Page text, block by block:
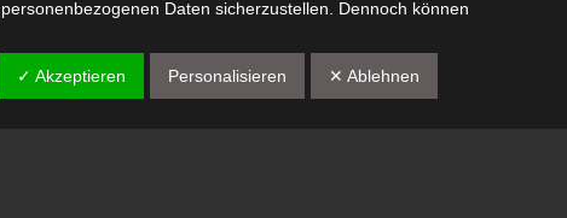
personenbezogenen Daten sicherzustellen. Dennoch können
Aus diesem Grund steht es jeder betroffenen Person frei,
✓ Akzeptieren Personalisieren ✕ Ablehnen